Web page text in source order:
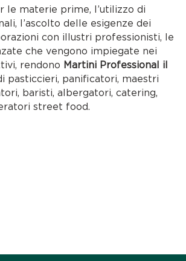
le materie prime, l’utilizzo di
l’ascolto delle esigenze dei
con illustri professionisti, le
che vengono impiegate nei
rendono Martini Professional il
pasticcieri, panificatori, maestri
baristi, albergatori, catering,
street food.